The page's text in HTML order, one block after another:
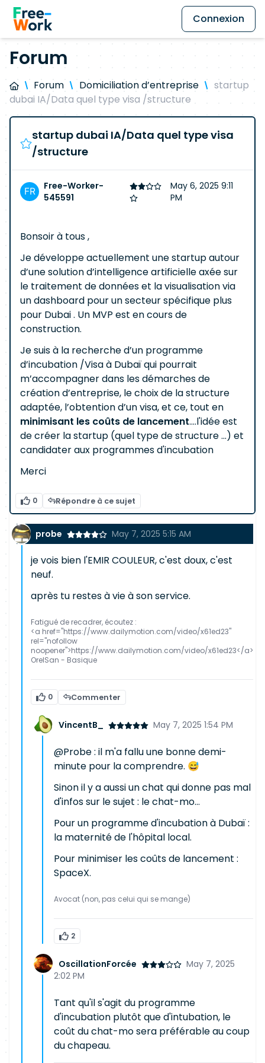
Connexion
Forum
Forum Domiciliation d’entreprise
startup
dubai IA/Data quel type visa /structure
startup dubai IA/Data quel type visa
/structure
Free-Worker-
545591
May 6, 2025 9:11
PM
Bonsoir à tous ,
Je développe actuellement une startup autour
d’une solution d’intelligence artificielle axée sur
le traitement de données et la visualisation via
un dashboard pour un secteur spécifique plus
pour Dubai . Un MVP est en cours de
construction.
Je suis à la recherche d’un programme
d’incubation /Visa à Dubaï qui pourrait
m’accompagner dans les démarches de
création d’entreprise, le choix de la structure
adaptée, l’obtention d’un visa, et ce, tout en
minimisant les coûts de lancement....l'idée est
de créer la startup (quel type de structure ...) et
candidater aux programmes d'incubation
Merci
0 Répondre à ce sujet
probe May 7, 2025 5:15 AM
je vois bien l'EMIR COULEUR, c'est doux, c'est
neuf.
après tu restes à vie à son service.
Fatigué de recadrer, écoutez :
<a href="https://www.dailymotion.com/video/x61ed23"
rel="nofollow
noopener">https://www.dailymotion.com/video/x61ed23</a>
OrelSan - Basique
0 Commenter
VincentB_ May 7, 2025 1:54 PM
@Probe : il m'a fallu une bonne demi-
minute pour la comprendre. 😅
Sinon il y a aussi un chat qui donne pas mal
d'infos sur le sujet : le chat-mo...
Pour un programme d'incubation à Dubaï :
la maternité de l'hôpital local.
Pour minimiser les coûts de lancement :
SpaceX.
Avocat (non, pas celui qui se mange)
2
OscillationForcée
May 7, 2025
2:02 PM
Tant qu'il s'agit du programme
d'incubation plutôt que d'intubation, le
coût du chat-mo sera préférable au coup
du chapeau.